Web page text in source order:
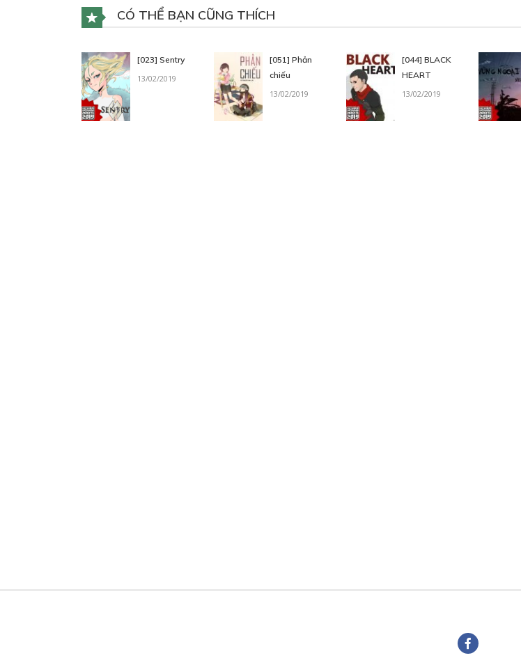
CÓ THỂ BẠN CŨNG THÍCH
[023] Sentry
13/02/2019
[051] Phản
chiếu
13/02/2019
[044] BLACK
HEART
13/02/2019